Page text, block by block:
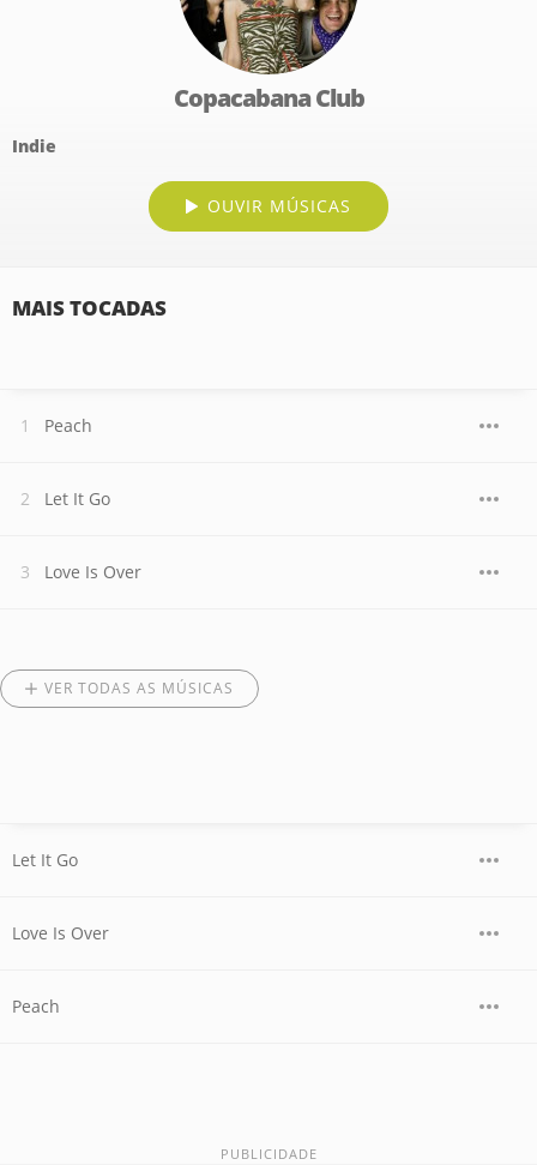
Copacabana Club
Indie
OUVIR MÚSICAS
MAIS TOCADAS
Peach
Let It Go
Love Is Over
VER TODAS AS MÚSICAS
Let It Go
Love Is Over
Peach